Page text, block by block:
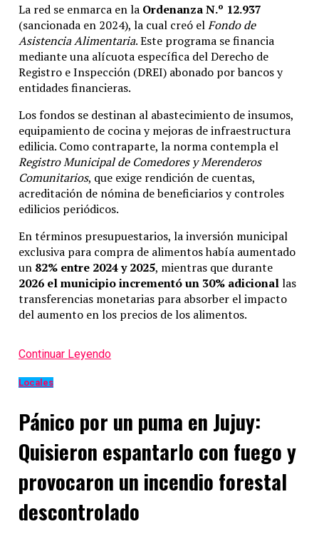
La red se enmarca en la Ordenanza N.º 12.937
(sancionada en 2024), la cual creó elFondo de
Asistencia Alimentaria. Este programa se financia
mediante una alícuota específica del Derecho de
Registro e Inspección (DREI) abonado por bancos y
entidades financieras.
Los fondos se destinan al abastecimiento de insumos,
equipamiento de cocina y mejoras de infraestructura
edilicia. Como contraparte, la norma contempla el
Registro Municipal de Comedores y Merenderos
Comunitarios, que exige rendición de cuentas,
acreditación de nómina de beneficiarios y controles
edilicios periódicos.
En términos presupuestarios, la inversión municipal
exclusiva para compra de alimentos había aumentado
un 82% entre 2024 y 2025, mientras que durante
2026 el municipio incrementó un 30% adicionallas
transferencias monetarias para absorber el impacto
del aumento en los precios de los alimentos.
Continuar Leyendo
Locales
Pánico por un puma en Jujuy:
Quisieron espantarlo con fuego y
provocaron un incendio forestal
descontrolado